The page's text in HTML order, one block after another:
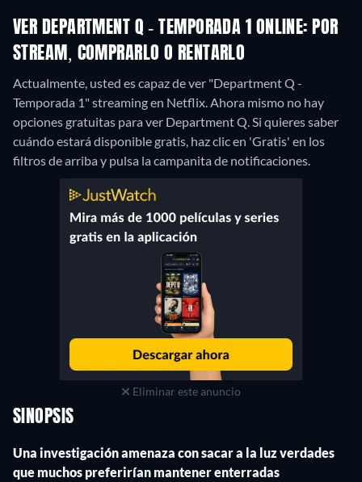
VER DEPARTMENT Q - TEMPORADA 1 ONLINE: POR
STREAM, COMPRARLO O RENTARLO
Actualmente, usted es capaz de ver "Department Q -
Temporada 1" streaming en Netflix.Ahora mismo no hay
opciones gratuitas para ver Department Q. Si quieres saber
cuándo estará disponible gratis, haz clic en 'Gratis' en los
filtros de arriba y pulsa la campanita de notificaciones.
Eliminar este anuncio
SINOPSIS
Una investigación amenaza con sacar a la luz verdades
que muchos preferirían mantener enterradas